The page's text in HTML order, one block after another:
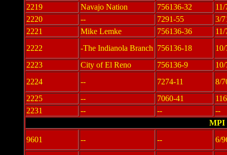
2219
Navajo Nation 756136-32
11/
2220
-- 7291-55
3/
2221
Mike Lemke 756136-36
11/
2222
-The Indianola Branch 756136-18
2223
City of El Reno 756136-9
2224
-- 7274-11
8/
2225
-- 7060-41
2231
-- --
--
MPI
9601
-- -- 6/